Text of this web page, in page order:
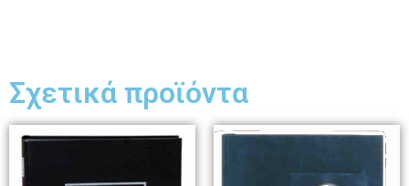
Σχετικά προϊόντα